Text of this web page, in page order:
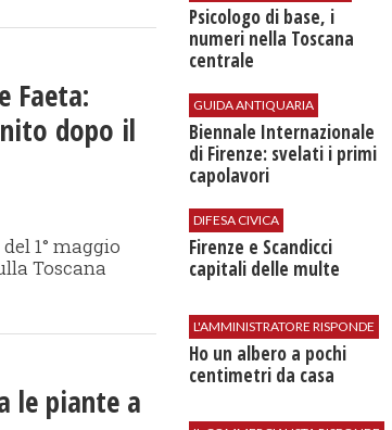
Faeta:
dopo il
1° maggio
Toscana
le piante a
Psicologo di base, i
numeri nella Toscana
centrale
GUIDA ANTIQUARIA
Biennale Internazionale
di Firenze: svelati i primi
capolavori
DIFESA CIVICA
Firenze e Scandicci
capitali delle multe
L'AMMINISTRATORE RISPONDE
Ho un albero a pochi
centimetri da casa